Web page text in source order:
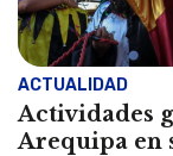
ACTUALIDAD
Actividades
Arequipa en